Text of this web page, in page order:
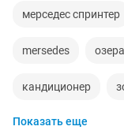
мерседес спринтер
mersedes озера
кандиционер
сити межгород
Показать еще